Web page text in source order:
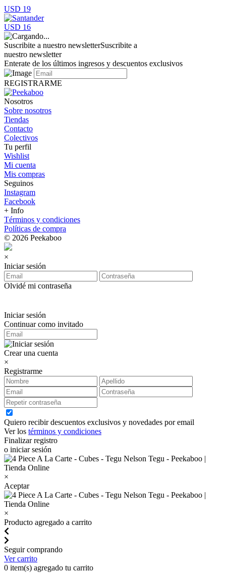
USD 19
USD 16
Suscribite a nuestro newsletterSuscribite a
nuestro newsletter
Enterate de los últimos ingresos y descuentos exclusivos
REGISTRARME
Nosotros
Sobre nosotros
Tiendas
Contacto
Colectivos
Tu perfil
Wishlist
Mi cuenta
Mis compras
Seguinos
Instagram
Facebook
+ Info
Términos y condiciones
Políticas de compra
© 2026 Peekaboo
×
Iniciar sesión
Olvidé mi contraseña
Iniciar sesión
Continuar como invitado
Crear una cuenta
×
Registrarme
Quiero recibir descuentos exclusivos y novedades por email
Ver los términos y condiciones
Finalizar registro
o iniciar sesión
×
Aceptar
×
Producto agregado a carrito
Seguir comprando
Ver carrito
0 item(s) agregado tu carrito